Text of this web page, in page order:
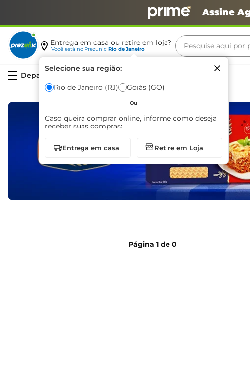
Assine
Entrega em casa ou retire em loja?
Você está no Prezunic Rio de Janeiro
Selecione sua região:
Rio de Janeiro (RJ) Goiás (GO)
Ou
Caso queira comprar online, informe como deseja
receber suas compras:
Entrega em casa Retire em Loja
Pesquise aqui por
Página 1 de 0
Termos mais
café
biscoito
azeite
arroz